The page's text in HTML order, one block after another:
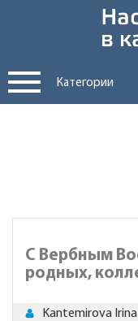
Категории
С Вербным
родных,
Kantemirova Irina